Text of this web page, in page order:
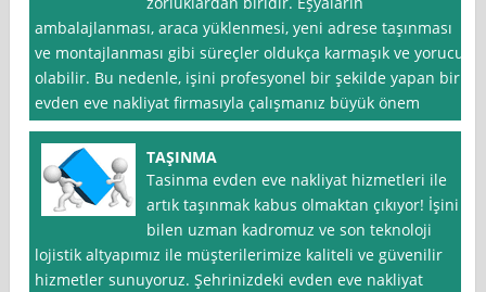
ambalajlanması, araca yüklenmesi, yeni adrese taşınması
ve montajlanması gibi süreçler oldukça karmaşık ve yorucu
olabilir. Bu nedenle, işini profesyonel bir şekilde yapan bir
evden eve nakliyat firmasıyla çalışmanız büyük önem
TAŞINMA
Tasinma evden eve nakliyat hizmetleri ile
artık taşınmak kabus olmaktan çıkıyor! İşini
bilen uzman kadromuz ve son teknoloji
lojistik altyapımız ile müşterilerimize kaliteli ve güvenilir
hizmetler sunuyoruz. Şehrinizdeki evden eve nakliyat